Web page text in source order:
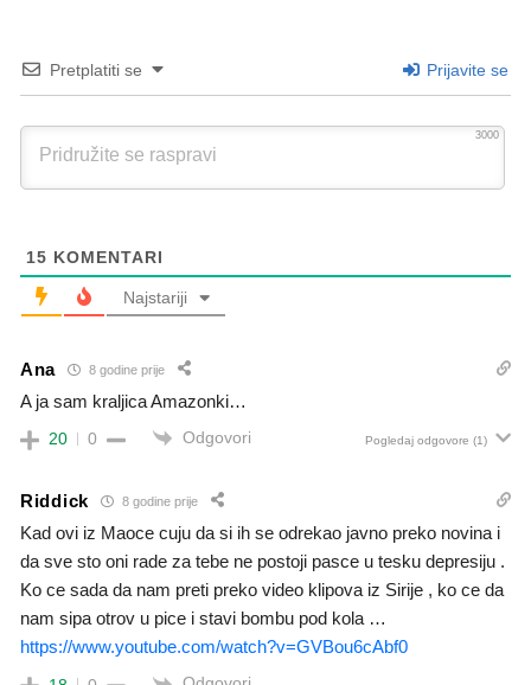
Pretplatiti se Prijavite se
3000
15 KOMENTARI
Najstariji
Ana 8 godine prije
A ja sam kraljica Amazonki…
20 0 Odgovori Pogledaj odgovore (1)
Riddick 8 godine prije
Kad ovi iz Maoce cuju da si ih se odrekao javno preko novina i
da sve sto oni rade za tebe ne postoji pasce u tesku depresiju .
Ko ce sada da nam preti preko video klipova iz Sirije , ko ce da
nam sipa otrov u pice i stavi bombu pod kola …
https://www.youtube.com/watch?v=GVBou6cAbf0